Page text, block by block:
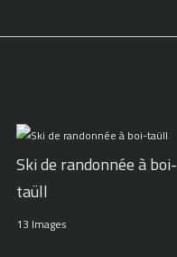
Ski de randonnée à boi-
taüll
13 Images